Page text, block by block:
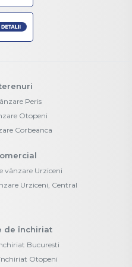
Peris
Otopeni
Corbeanca
vânzare Urziceni
Urziceni, Central
de închiriat
Bucuresti
Otopeni